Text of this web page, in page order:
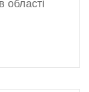
області